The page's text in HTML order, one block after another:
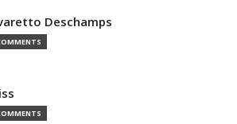
Deschamps